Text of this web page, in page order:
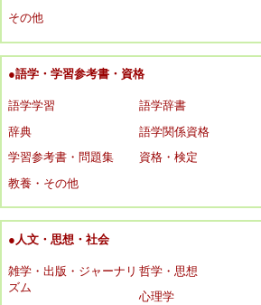
その他
●語学・学習参考書・資格
語学学習
語学辞書
辞典
語学関係資格
学習参考書・問題集
資格・検定
教養・その他
●人文・思想・社会
雑学・出版・ジャーナリ
ズム
哲学・思想
心理学